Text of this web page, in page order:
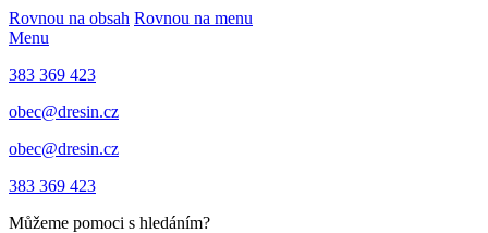
Rovnou na obsah Rovnou na menu
Menu
383 369 423
obec@dresin.cz
obec@dresin.cz
383 369 423
Můžeme pomoci s hledáním?